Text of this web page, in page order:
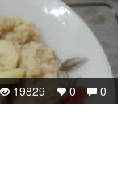
0
0
19829